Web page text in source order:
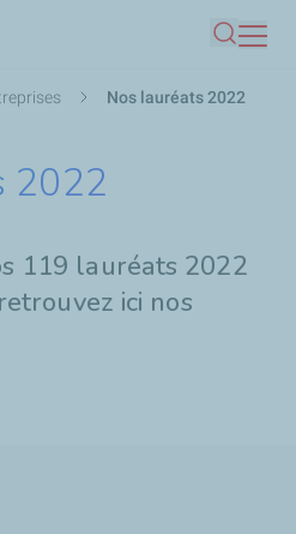
contenu
Nos lauréats 2022
2022
119 lauréats 2022
ici nos